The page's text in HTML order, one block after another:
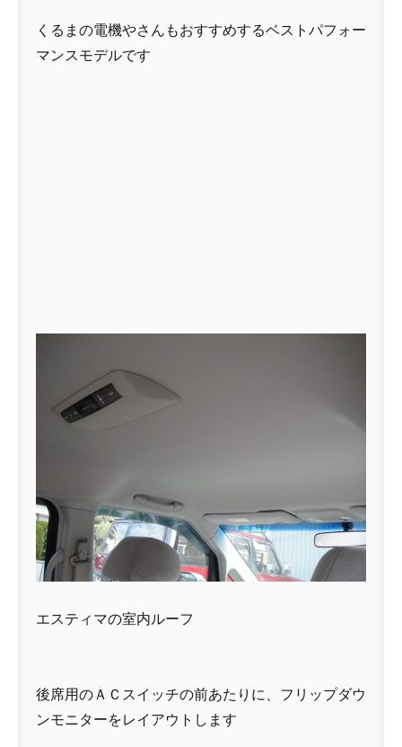
くるまの電機やさんもおすすめするベストパフォー
マンスモデルです
エスティマの室内ルーフ
後席用のＡＣスイッチの前あたりに、フリップダウ
ンモニターをレイアウトします